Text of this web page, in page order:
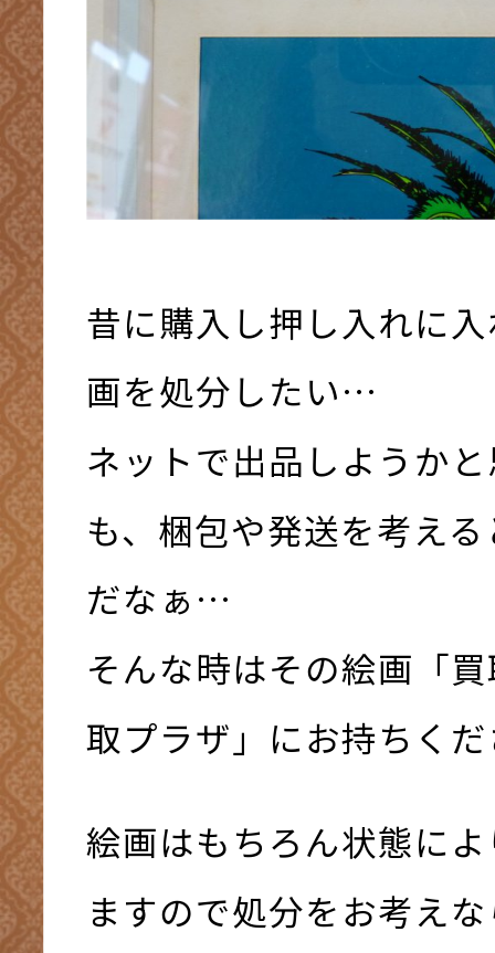
昔に購入し押し入れに
画を処分したい…
ネットで出品しようか
も、梱包や発送を考え
だなぁ…
そんな時はその絵画「
取プラザ」にお持ちく
絵画はもちろん状態に
ますので処分をお考え